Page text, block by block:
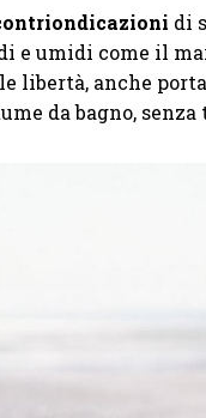
di
e umidi come il
libertà, anche
da bagno,